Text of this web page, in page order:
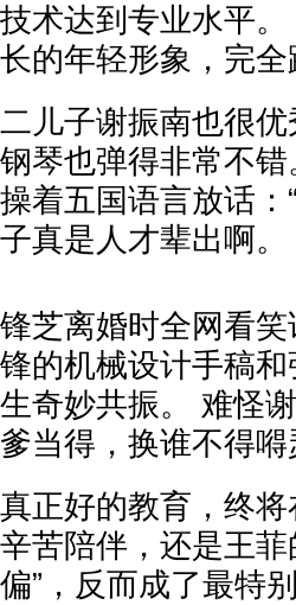
技术达到专业水平
长的年轻形象，完全
二儿子谢振南也很
钢琴也弹得非常不
操着五国语言放话：
子真是人才辈出啊。
锋芝离婚时全网看笑
锋的机械设计手稿
生奇妙共振。 难怪
爹当得，换谁不得嘚
真正好的教育，终
辛苦陪伴，还是王
偏”，反而成了最特